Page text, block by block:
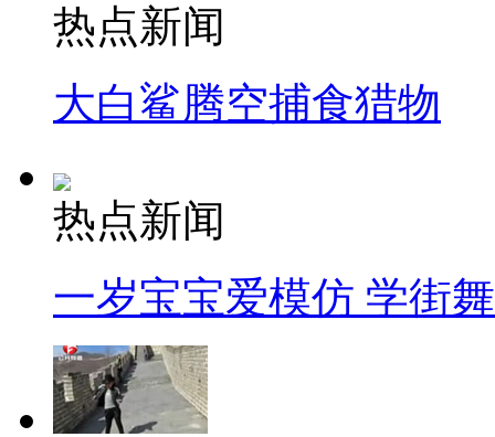
热点新闻
大白鲨腾空捕食猎物
热点新闻
一岁宝宝爱模仿 学街